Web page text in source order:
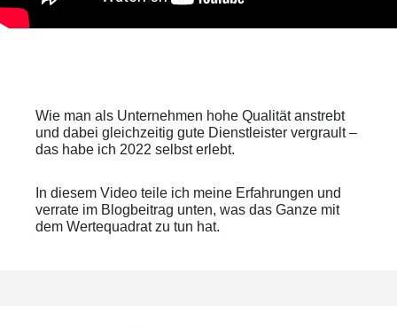
Wie man als Unternehmen hohe Qualität anstrebt
und dabei gleichzeitig gute Dienstleister vergrault –
das habe ich 2022 selbst erlebt.
In diesem Video teile ich meine Erfahrungen und
verrate im Blogbeitrag unten, was das Ganze mit
dem Wertequadrat zu tun hat.